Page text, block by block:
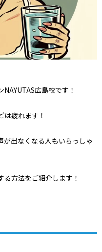
広島校です！
疲れます！
出なくなる人もいらっしゃ
方法をご紹介します！